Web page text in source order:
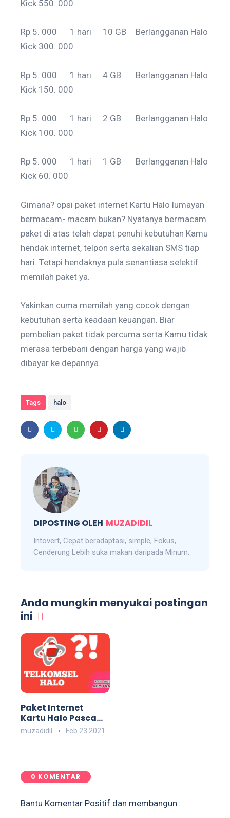
Kick 550. 000
Rp 5. 000 1 hari 10 GB
Berlangganan Halo
Kick 300. 000
Rp 5. 000 1 hari 4 GB
Berlangganan Halo
Kick 150. 000
Rp 5. 000 1 hari 2 GB
Berlangganan Halo
Kick 100. 000
Rp 5. 000 1 hari 1 GB
Berlangganan Halo
Kick 60. 000
Gimana? opsi paket internet Kartu Halo lumayan
bermacam- macam bukan? Nyatanya bermacam
paket di atas telah dapat penuhi kebutuhan Kamu
hendak internet, telpon serta sekalian SMS tiap
hari. Tetapi hendaknya pula senantiasa selektif
memilah paket ya.
Yakinkan cuma memilah yang cocok dengan
kebutuhan serta keadaan keuangan. Biar
pembelian paket tidak percuma serta Kamu tidak
merasa terbebani dengan harga yang wajib
dibayar ke depannya.
Tags halo
DIPOSTING OLEH MUZADIDIL
Intovert, Cepat beradaptasi, simple, Fokus,
Cenderung Lebih suka makan daripada Minum.
Anda mungkin menyukai postingan
ini
Paket Internet
Kartu Halo Pasca
Bayar, Unlimited
muzadidil Feb 23 2021
0 KOMENTAR
Bantu Komentar Positif dan membangun